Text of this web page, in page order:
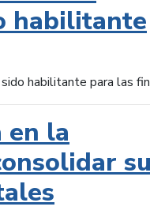
habilitante
habilitante para las
en la